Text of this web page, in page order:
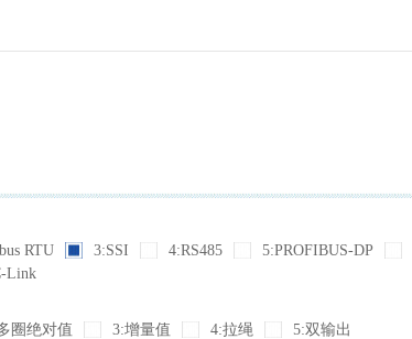
RTU 3:SSI 4:RS485 5:PROFIBUS-DP
Link
圈绝对值 3:增量值 4:拉绳 5:双输出